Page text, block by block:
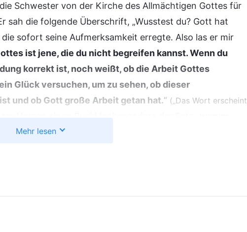
Schwester von der Kirche des Allmächtigen Gottes für
sah die folgende Überschrift, „Wusstest du? Gott hat
sofort seine Aufmerksamkeit erregte. Also las er mir
ist jene, die du nicht begreifen kannst. Wenn du
korrekt ist, noch weißt, ob die Arbeit Gottes
Glück versuchen, um zu sehen, ob dieser
und ob Gott große Arbeit getan hat.“ („Das Wort erscheint
immer wieder in den Sinn. Er war wie ein Lichtstrahl, der
wie Gott Sein Wort nutzt, um Menschen zu richten und
zu verwandeln. All das war mir völlig neu, und obwohl
verstand, konnte ich in meinem Herzen spüren,
Mehr lesen